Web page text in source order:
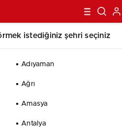
istediğiniz şehri seçiniz
Adıyaman
Ağrı
Amasya
Antalya